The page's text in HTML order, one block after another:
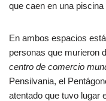
que caen en una
En ambos espacios
personas que murieron
centro de comercio
Pensilvania, el
atentado que tuvo lugar